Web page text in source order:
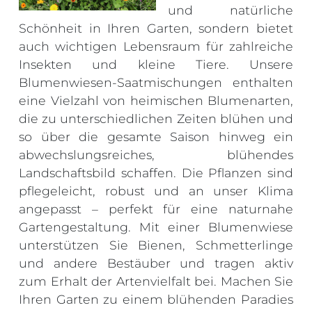
und natürliche
Schönheit in Ihren Garten, sondern bietet
auch wichtigen Lebensraum für zahlreiche
Insekten und kleine Tiere. Unsere
Blumenwiesen-Saatmischungen enthalten
eine Vielzahl von heimischen Blumenarten,
die zu unterschiedlichen Zeiten blühen und
so über die gesamte Saison hinweg ein
abwechslungsreiches, blühendes
Landschaftsbild schaffen. Die Pflanzen sind
pflegeleicht, robust und an unser Klima
angepasst – perfekt für eine naturnahe
Gartengestaltung. Mit einer Blumenwiese
unterstützen Sie Bienen, Schmetterlinge
und andere Bestäuber und tragen aktiv
zum Erhalt der Artenvielfalt bei. Machen Sie
Ihren Garten zu einem blühenden Paradies